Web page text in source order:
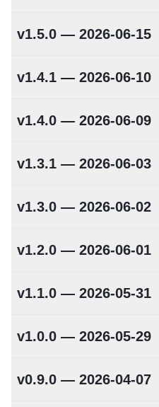
v1.5.0 — 2026-06-15
v1.4.1 — 2026-06-10
v1.4.0 — 2026-06-09
v1.3.1 — 2026-06-03
v1.3.0 — 2026-06-02
v1.2.0 — 2026-06-01
v1.1.0 — 2026-05-31
v1.0.0 — 2026-05-29
v0.9.0 — 2026-04-07